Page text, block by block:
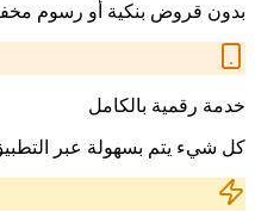
بدون قروض بنكية أو رسوم
خدمة رقمية بالكامل
كل شيء يتم بسهولة عبر